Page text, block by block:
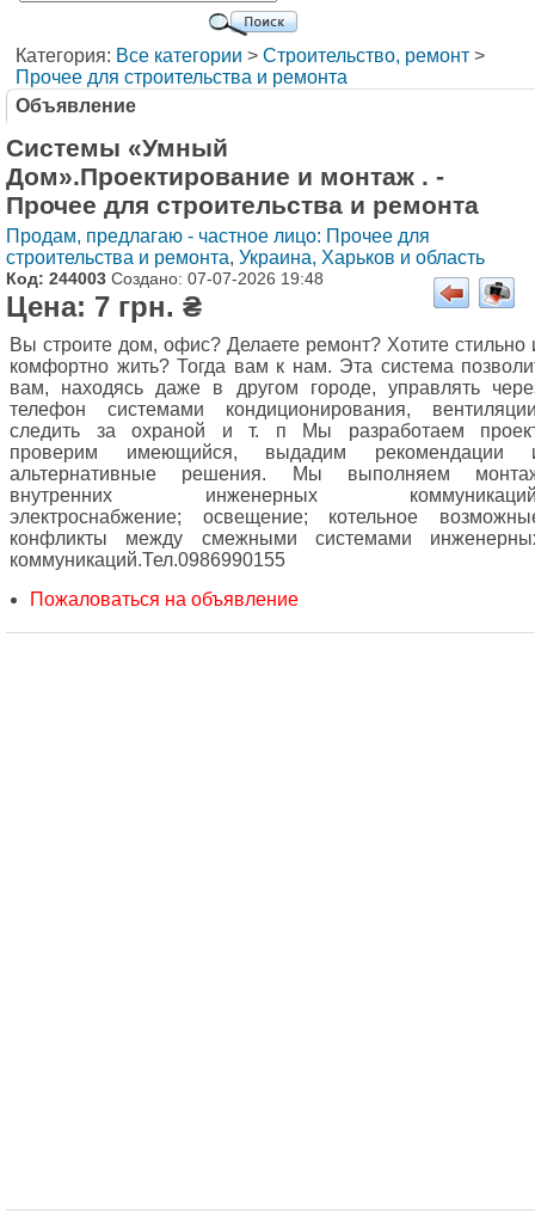
Категория: Все категории > Строительство, ремонт >
Прочее для строительства и ремонта
Объявление
Системы «Умный
Дом».Проектирование и монтаж . -
Прочее для строительства и ремонта
Продам, предлагаю - частное лицо: Прочее для
строительства и ремонта, Украина, Харьков и область
Код: 244003 Создано: 07-07-2026 19:48
Цена: 7 грн. ₴
Вы строите дом, офис? Делаете ремонт? Хотите стильно
комфортно жить? Тогда вам к нам. Эта система
вам, находясь даже в другом городе, управлять
телефон системами кондиционирования,
следить за охраной и т. п Мы разработаем
проверим имеющийся, выдадим рекомендации
альтернативные решения. Мы выполняем
внутренних инженерных
электроснабжение; освещение; котельное
конфликты между смежными системами
коммуникаций.Тел.0986990155
Пожаловаться на объявление